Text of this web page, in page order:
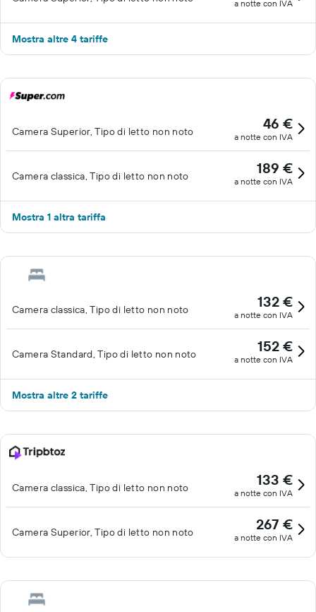
a notte con IVA
Mostra altre 4 tariffe
Camera Superior, Tipo di letto non noto 46 €
a notte con IVA
Camera classica, Tipo di letto non noto 189 €
a notte con IVA
Mostra 1 altra tariffa
Camera classica, Tipo di letto non noto 132 €
a notte con IVA
Camera Standard, Tipo di letto non noto 152 €
a notte con IVA
Mostra altre 2 tariffe
Camera classica, Tipo di letto non noto 133 €
a notte con IVA
Camera Superior, Tipo di letto non noto 267 €
a notte con IVA